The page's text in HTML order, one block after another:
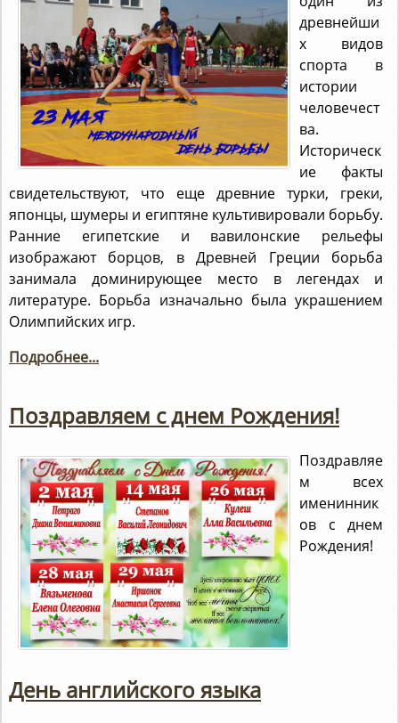
древнейши
х видов
спорта в
истории
человечест
ва.
Историческ
ие факты
свидетельствуют, что еще древние турки, греки,
японцы, шумеры и египтяне культивировали борьбу.
Ранние египетские и вавилонские рельефы
изображают борцов, в Древней Греции борьба
занимала доминирующее место в легендах и
литературе. Борьба изначально была украшением
Олимпийских игр.
Подробнее...
Поздравляем с днем Рождения!
Поздравляе
м всех
именинник
ов с днем
Рождения!
День английского языка